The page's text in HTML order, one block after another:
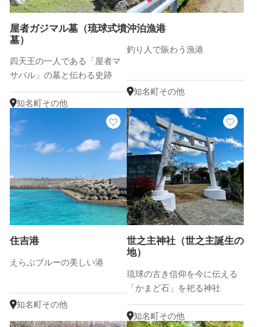
屋者ガジマル墓（琉球式墳
墓）
四天王の一人である「屋者マ
サバル」の墓と伝わる史跡
知名町その他
沖泊漁港
釣り人で賑わう漁港
知名町その他
住吉港
えらぶブルーの美しい港
知名町その他
世之主神社（世之主誕生の
地）
琉球の古き信仰を今に伝える
「かまど石」を祀る神社
知名町その他